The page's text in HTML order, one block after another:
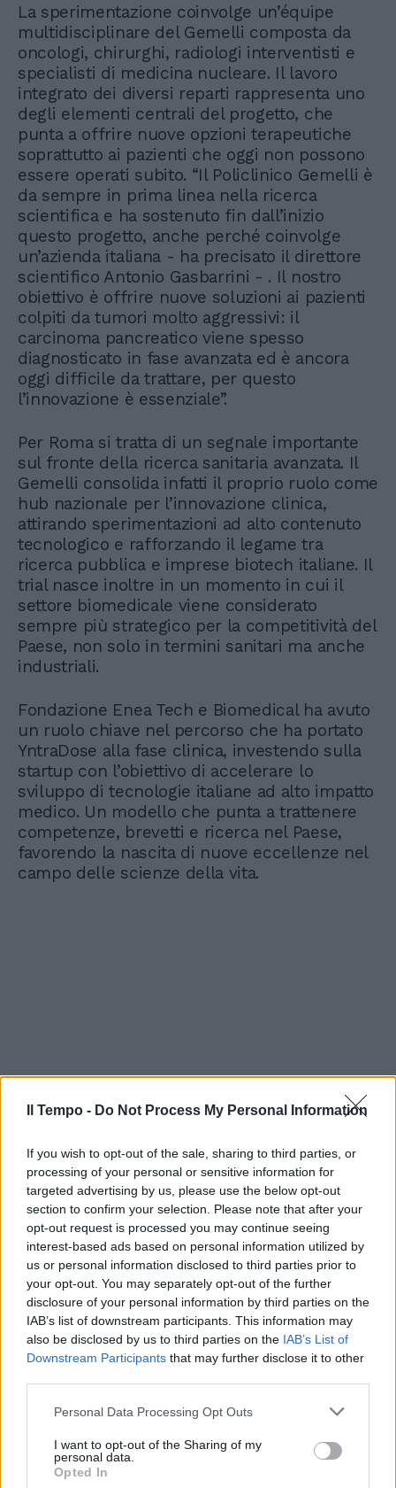
Il Tempo - Do Not Process My Personal Information
If you wish to opt-out of the sale, sharing to third parties, or
processing of your personal or sensitive information for
targeted advertising by us, please use the below opt-out
section to confirm your selection. Please note that after your
opt-out request is processed you may continue seeing
interest-based ads based on personal information utilized by
us or personal information disclosed to third parties prior to
your opt-out. You may separately opt-out of the further
disclosure of your personal information by third parties on the
IAB’s list of downstream participants. This information may
also be disclosed by us to third parties on the IAB’s List of
Downstream Participants that may further disclose it to other
Personal Data Processing Opt Outs
I want to opt-out of the Sharing of my
personal data.
Opted In
La sperimentazione coinvolge un’équipe
multidisciplinare del Gemelli composta da
oncologi, chirurghi, radiologi interventisti e
specialisti di medicina nucleare. Il lavoro
integrato dei diversi reparti rappresenta uno
degli elementi centrali del progetto, che
punta a offrire nuove opzioni terapeutiche
soprattutto ai pazienti che oggi non possono
essere operati subito. “Il Policlinico Gemelli è
da sempre in prima linea nella ricerca
scientifica e ha sostenuto fin dall’inizio
questo progetto, anche perché coinvolge
un’azienda italiana - ha precisato il direttore
scientifico Antonio Gasbarrini - . Il nostro
obiettivo è offrire nuove soluzioni ai pazienti
colpiti da tumori molto aggressivi: il
carcinoma pancreatico viene spesso
diagnosticato in fase avanzata ed è ancora
oggi difficile da trattare, per questo
l’innovazione è essenziale”.
Per Roma si tratta di un segnale importante
sul fronte della ricerca sanitaria avanzata. Il
Gemelli consolida infatti il proprio ruolo come
hub nazionale per l’innovazione clinica,
attirando sperimentazioni ad alto contenuto
tecnologico e rafforzando il legame tra
ricerca pubblica e imprese biotech italiane. Il
trial nasce inoltre in un momento in cui il
settore biomedicale viene considerato
sempre più strategico per la competitività del
Paese, non solo in termini sanitari ma anche
industriali.
Fondazione Enea Tech e Biomedical ha avuto
un ruolo chiave nel percorso che ha portato
YntraDose alla fase clinica, investendo sulla
startup con l’obiettivo di accelerare lo
sviluppo di tecnologie italiane ad alto impatto
medico. Un modello che punta a trattenere
competenze, brevetti e ricerca nel Paese,
favorendo la nascita di nuove eccellenze nel
campo delle scienze della vita.